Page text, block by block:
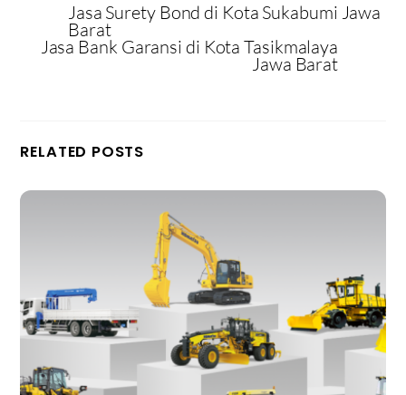
Jasa Surety Bond di Kota Sukabumi Jawa
Barat
Jasa Bank Garansi di Kota Tasikmalaya
Jawa Barat
RELATED POSTS